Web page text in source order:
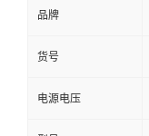
品牌
货号
电源电压